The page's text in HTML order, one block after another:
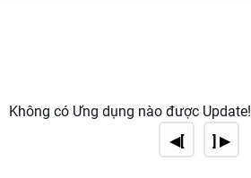
Không có Ứng dụng nào được Update!
◀[
] ▶